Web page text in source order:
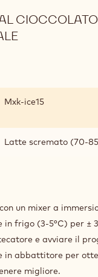
CIOCCOLATO
Mxk-ice15
Latte scremato (70-
un mixer a
in frigo (3-5°C) per ±
e avviare il
in abbattitore per
migliore.